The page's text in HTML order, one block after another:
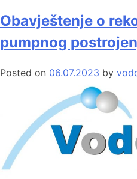
Obavještenje o
pumpnog
Posted on 06.07.2023 by